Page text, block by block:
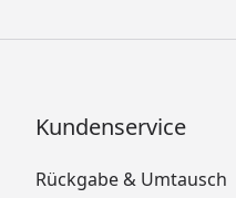
Kundenservice
Rückgabe & Umtausch